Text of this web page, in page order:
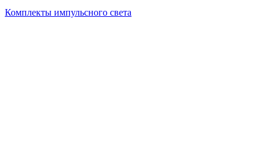
Комплекты импульсного света